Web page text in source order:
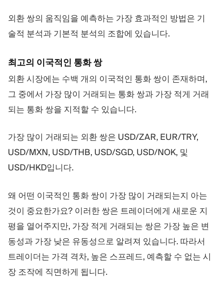
외환 쌍의 움직임을 예측하는 가장 효과적인 방법은 기
술적 분석과 기본적 분석의 조합에 있습니다.
최고의 이국적인 통화 쌍
외환 시장에는 수백 개의 이국적인 통화 쌍이 존재하며,
그 중에서 가장 많이 거래되는 통화 쌍과 가장 적게 거래
되는 통화 쌍을 지적할 수 있습니다.
가장 많이 거래되는 외환 쌍은 USD/ZAR, EUR/TRY,
USD/MXN, USD/THB, USD/SGD, USD/NOK, 및
USD/HKD입니다.
왜 어떤 이국적인 통화 쌍이 가장 많이 거래되는지 아는
것이 중요한가요? 이러한 쌍은 트레이더에게 새로운 지
평을 열어주지만, 가장 적게 거래되는 쌍은 가장 높은 변
동성과 가장 낮은 유동성으로 알려져 있습니다. 따라서
트레이더는 가격 격차, 높은 스프레드, 예측할 수 없는 시
장 조작에 직면하게 됩니다.